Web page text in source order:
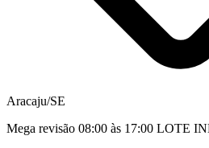
Aracaju/SE
Mega revisão 08:00 às 17:00 LOTE